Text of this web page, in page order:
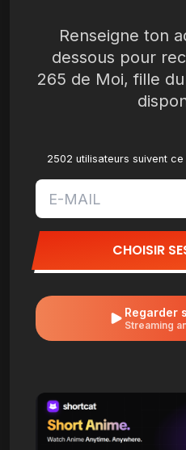
Renseigne ton
dessous pour
265 de Moi, fille
2502 utilisateurs suivent
CHOISIR
Regarder
Streaming